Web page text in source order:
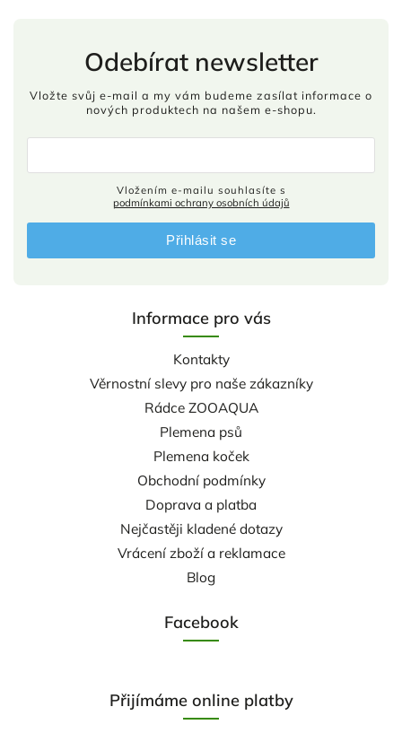
Informace pro vás
Kontakty
Věrnostní slevy pro naše zákazníky
Rádce ZOOAQUA
Plemena psů
Plemena koček
Obchodní podmínky
Doprava a platba
Nejčastěji kladené dotazy
Vrácení zboží a reklamace
Blog
Facebook
Odebírat newsletter
Vložte svůj e-mail a my vám budeme zasílat informace o
nových produktech na našem e-shopu.
podmínkami ochrany osobních údajů
Přihlásit se
Přijímáme online platby